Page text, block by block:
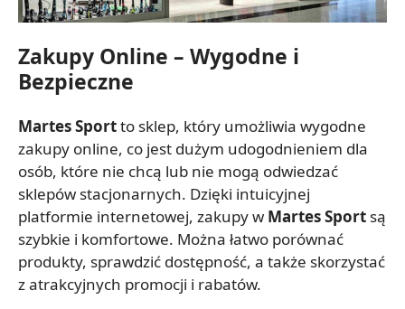
Zakupy Online – Wygodne i
Bezpieczne
Martes Sportto sklep, który umożliwia wygodne
zakupy online, co jest dużym udogodnieniem dla
osób, które nie chcą lub nie mogą odwiedzać
sklepów stacjonarnych. Dzięki intuicyjnej
platformie internetowej, zakupy w Martes Sport są
szybkie i komfortowe. Można łatwo porównać
produkty, sprawdzić dostępność, a także skorzystać
z atrakcyjnych promocji i rabatów.